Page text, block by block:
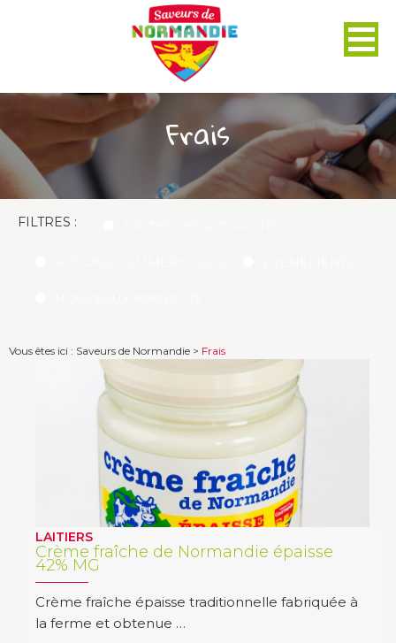
Frais
FILTRES :
Vous êtes ici : Saveurs de Normandie > Frais
LAITIERS
Crème fraîche de Normandie épaisse
42% MG
Crème fraîche épaisse traditionnelle fabriquée à
la ferme et obtenue …
Panneau de gestion des cookies